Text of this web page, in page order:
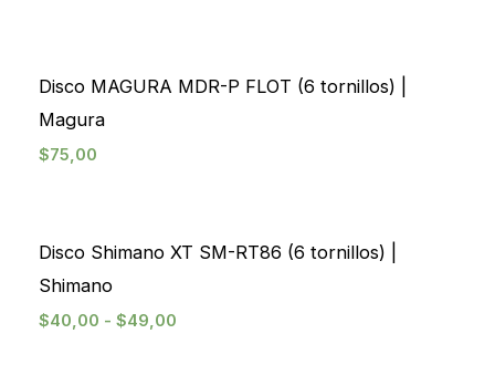
Disco MAGURA MDR-P FLOT (6 tornillos) |
Magura
$75,00
Disco Shimano XT SM-RT86 (6 tornillos) |
Shimano
$40,00 - $49,00